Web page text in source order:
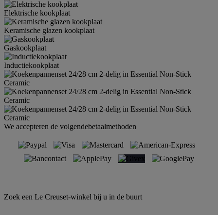
Elektrische kookplaat
Keramische glazen kookplaat
Gaskookplaat
Inductiekookplaat
We accepteren de volgendebetaalmethoden
Zoek een Le Creuset-winkel bij u in de buurt